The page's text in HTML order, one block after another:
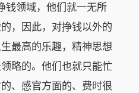
钱领域，他们就一无所
，因此，对挣钱以外的
最高的乐趣，精神思想
略的。他们也就只能忙
、感官方面的、费时很